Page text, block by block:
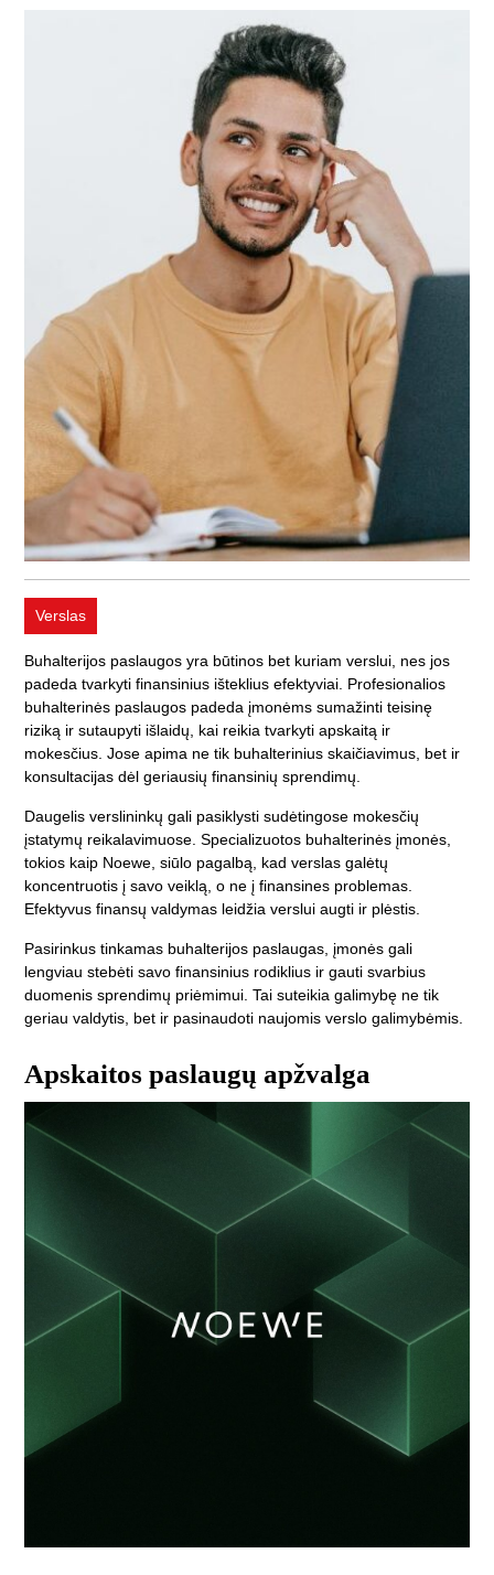
Verslas
Buhalterijos paslaugos yra būtinos bet kuriam verslui, nes jos
padeda tvarkyti finansinius išteklius efektyviai. Profesionalios
buhalterinės paslaugos padeda įmonėms sumažinti teisinę
riziką ir sutaupyti išlaidų, kai reikia tvarkyti apskaitą ir
mokesčius. Jose apima ne tik buhalterinius skaičiavimus, bet ir
konsultacijas dėl geriausių finansinių sprendimų.
Daugelis verslininkų gali pasiklysti sudėtingose mokesčių
įstatymų reikalavimuose. Specializuotos buhalterinės įmonės,
tokios kaip Noewe, siūlo pagalbą, kad verslas galėtų
koncentruotis į savo veiklą, o ne į finansines problemas.
Efektyvus finansų valdymas leidžia verslui augti ir plėstis.
Pasirinkus tinkamas buhalterijos paslaugas, įmonės gali
lengviau stebėti savo finansinius rodiklius ir gauti svarbius
duomenis sprendimų priėmimui. Tai suteikia galimybę ne tik
geriau valdytis, bet ir pasinaudoti naujomis verslo galimybėmis.
Apskaitos paslaugų apžvalga